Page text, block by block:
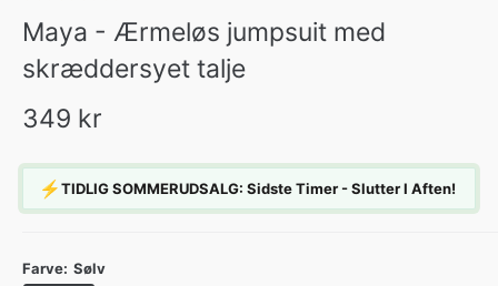
Maya - Ærmeløs jumpsuit med
skræddersyet talje
349 kr
⚡TIDLIG SOMMERUDSALG: Sidste Timer - Slutter I Aften!
Farve: Sølv